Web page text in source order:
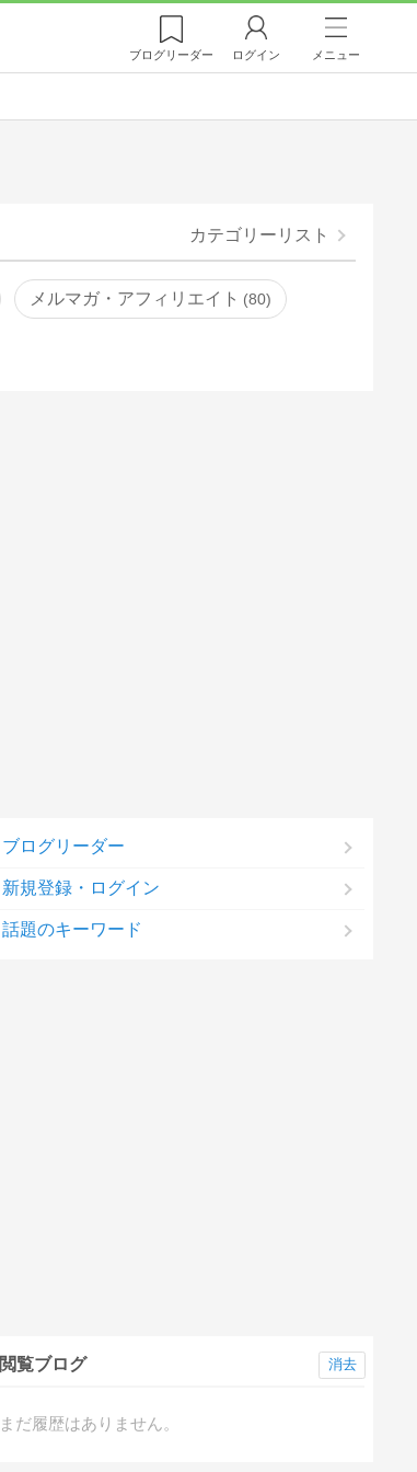
ブログリーダー ログイン メニュー
カテゴリーリスト
メルマガ・アフィリエイト 80
ブログリーダー
新規登録・ログイン
話題のキーワード
閲覧ブログ
まだ履歴はありません。
消去